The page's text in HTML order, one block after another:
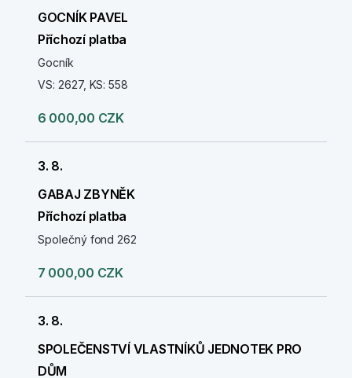
GOCNÍK PAVEL
Příchozí platba
Gocník
VS: 2627, KS: 558
6 000,00 CZK
3. 8.
GABAJ ZBYNĚK
Příchozí platba
Společný fond 262
7 000,00 CZK
3. 8.
SPOLEČENSTVÍ VLASTNÍKŮ JEDNOTEK PRO
DŮM